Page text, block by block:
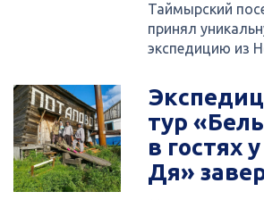
Таймырский
принял
экспедицию из
тур
в гостях
Дя»